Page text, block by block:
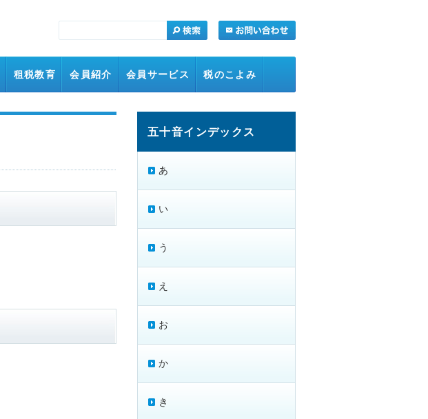
租税教育 会員紹介 会員サービス 税のこよみ
五十音インデックス
あ
い
う
え
お
か
き